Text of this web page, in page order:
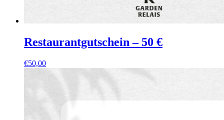
Restaurantgutschein – 50 €
€50,00